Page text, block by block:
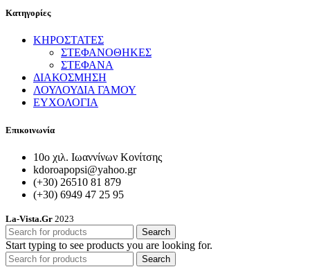
Κατηγορίες
ΚΗΡΟΣΤΑΤΕΣ
ΣΤΕΦΑΝΟΘΗΚΕΣ
ΣΤΕΦΑΝΑ
ΔΙΑΚΟΣΜΗΣΗ
ΛΟΥΛΟΥΔΙΑ ΓΑΜΟΥ
ΕΥΧΟΛΟΓΙΑ
Επικοινωνία
10ο χιλ. Ιωαννίνων Κονίτσης
kdoroapopsi@yahoo.gr
(+30) 26510 81 879
(+30) 6949 47 25 95
La-Vista.Gr 2023
Search
Start typing to see products you are looking for.
Search